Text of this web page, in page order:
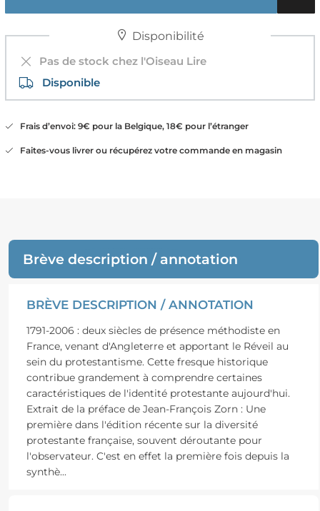
Disponibilité
Pas de stock chez l'Oiseau Lire
Disponible
Frais d’envoi: 9€ pour la Belgique, 18€ pour l’étranger
Faites-vous livrer ou récupérez votre commande en magasin
Brève description / annotation
BRÈVE DESCRIPTION / ANNOTATION
1791-2006 : deux siècles de présence méthodiste en
France, venant d'Angleterre et apportant le Réveil au
sein du protestantisme. Cette fresque historique
contribue grandement à comprendre certaines
caractéristiques de l'identité protestante aujourd'hui.
Extrait de la préface de Jean-François Zorn : Une
première dans l'édition récente sur la diversité
protestante française, souvent déroutante pour
l'observateur. C'est en effet la première fois depuis la
synthè...